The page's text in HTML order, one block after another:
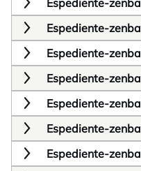
Espediente-
Espediente-
Espediente-
Espediente-
Espediente-
Espediente-
Espediente-